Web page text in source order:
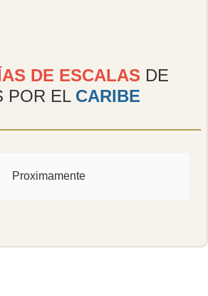
DE ESCALAS DE
POR EL CARIBE
Proximamente